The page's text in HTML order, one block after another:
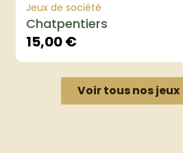
Jeux de société
Chatpentiers
15,00€
Voir tous nos jeux